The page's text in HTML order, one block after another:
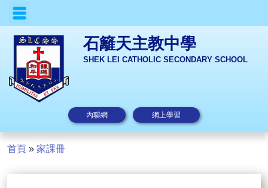
石籬天主教中學
SHEK LEI CATHOLIC SECONDARY SCHOOL
內聯網 網上學習
首頁 » 家課冊